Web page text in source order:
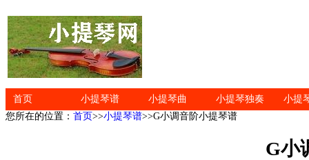
首页 小提琴谱 小提琴曲 小提琴独奏
小提
您所在的位置： 首页>>小提琴谱>>G小调音阶小提琴谱
G小